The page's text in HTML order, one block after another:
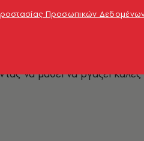
την πορεία της στο χώρο
Αγαπάει τα ταξίδια
αλλά μέχρι να γίνει
να μάθει να βγάζει καλές
Προσωπικών